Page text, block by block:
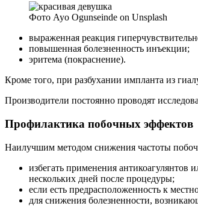
Фото Ayo Ogunseinde on Unsplash
выраженная реакция
повышенная болезненность инъекции;
эритема (покраснение).
Кроме того, при разбухании импланта из
Производители постоянно проводят
Профилактика побочных эффектов
Наилучшим методом снижения частоты
избегать применения
нескольких дней после процедуры;
если есть предрасположенность к
для снижения болезненности,